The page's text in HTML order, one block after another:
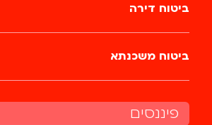
פיננסים
ביטוח דירה
ביטוח משכנתא